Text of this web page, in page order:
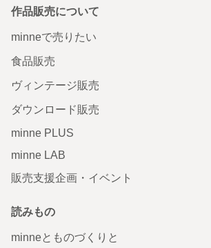
作品販売について
minneで売りたい
食品販売
ヴィンテージ販売
ダウンロード販売
minne PLUS
minne LAB
販売支援企画・イベント
読みもの
minneとものづくりと